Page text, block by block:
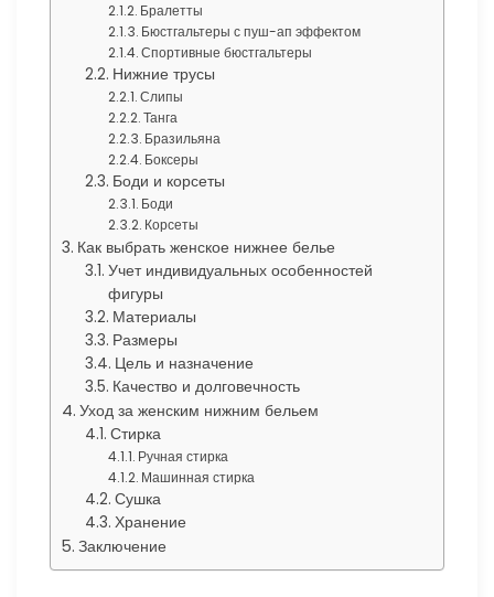
Бралетты
Бюстгальтеры с пуш-ап эффектом
Спортивные бюстгальтеры
Нижние трусы
Слипы
Танга
Бразильяна
Боксеры
Боди и корсеты
Боди
Корсеты
Как выбрать женское нижнее белье
Учет индивидуальных особенностей
фигуры
Материалы
Размеры
Цель и назначение
Качество и долговечность
Уход за женским нижним бельем
Стирка
Ручная стирка
Машинная стирка
Сушка
Хранение
Заключение